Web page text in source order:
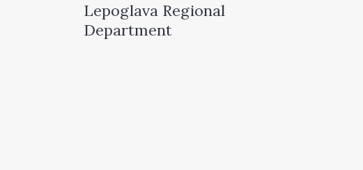
Lepoglava Regional
Department